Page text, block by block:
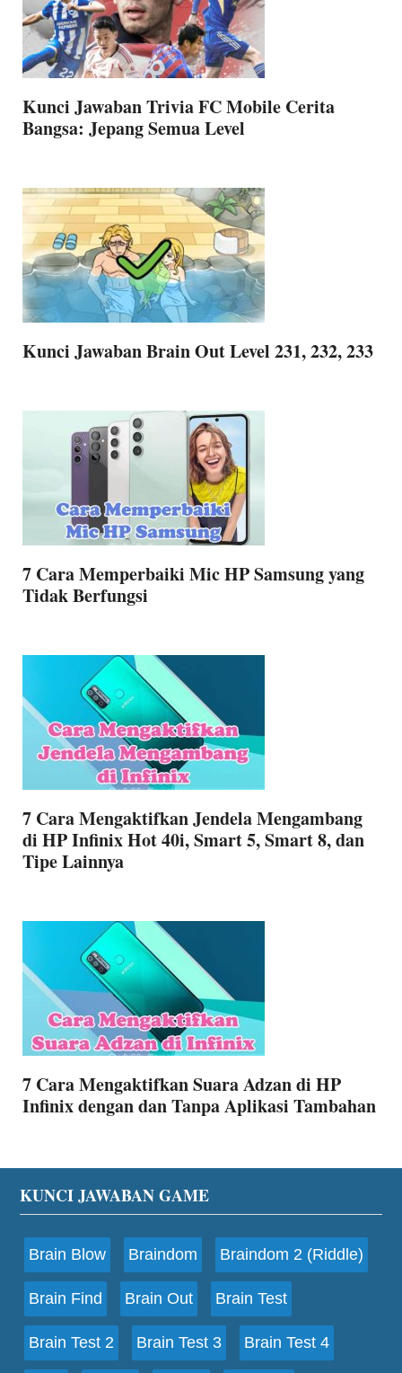
Kunci Jawaban Trivia FC Mobile Cerita
Bangsa: Jepang Semua Level
Kunci Jawaban Brain Out Level 231, 232, 233
7 Cara Memperbaiki Mic HP Samsung yang
Tidak Berfungsi
7 Cara Mengaktifkan Jendela Mengambang
di HP Infinix Hot 40i, Smart 5, Smart 8, dan
Tipe Lainnya
7 Cara Mengaktifkan Suara Adzan di HP
Infinix dengan dan Tanpa Aplikasi Tambahan
Footer
KUNCI JAWABAN GAME
Brain Blow Braindom Braindom 2 (Riddle)
Brain Find Brain Out Brain Test
Brain Test 2 Brain Test 3 Brain Test 4